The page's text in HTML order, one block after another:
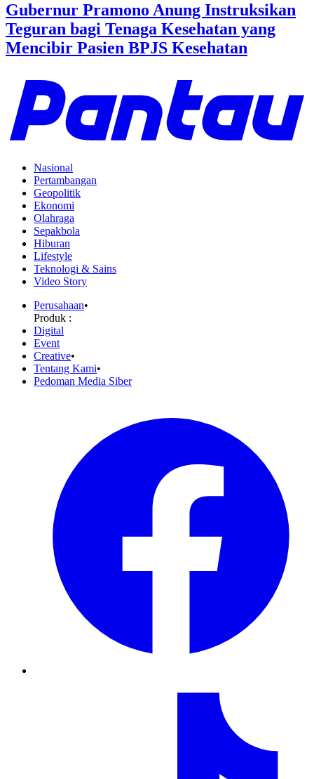
Gubernur Pramono Anung Instruksikan
Teguran bagi Tenaga Kesehatan yang
Mencibir Pasien BPJS Kesehatan
Nasional
Pertambangan
Geopolitik
Ekonomi
Olahraga
Sepakbola
Hiburan
Lifestyle
Teknologi & Sains
Video Story
Perusahaan•
Produk :
Digital
Event
Creative•
Tentang Kami•
Pedoman Media Siber